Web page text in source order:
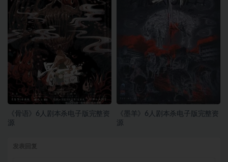
《骨语》6人剧本杀电子版完整资
源
《墨羊》6人剧本杀电子版完整资
源